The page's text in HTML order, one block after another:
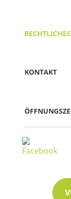
RECHTLICHES
KONTAKT